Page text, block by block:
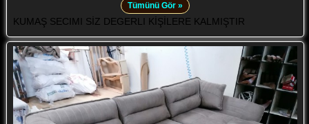
Tümünü Gör »
KUMAŞ SECIMI SİZ DEGERLI KİŞİLERE KALMIŞTIR